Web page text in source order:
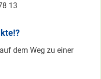
13
dem Weg zu einer